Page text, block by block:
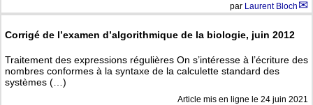
par Laurent Bloch
Corrigé de l’examen d’algorithmique de la biologie, juin 2012
Traitement des expressions régulières On s’intéresse à l’écriture des
nombres conformes à la syntaxe de la calculette standard des
systèmes (…)
Article mis en ligne le 24 juin 2021